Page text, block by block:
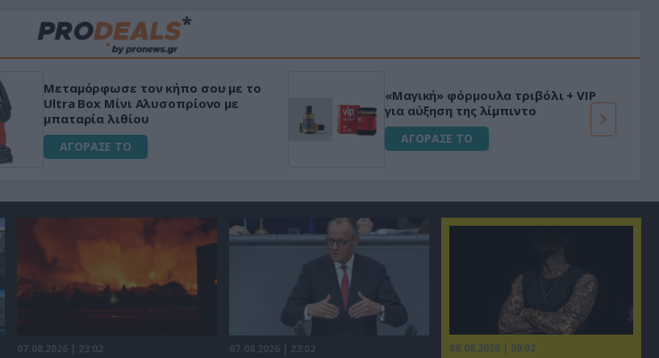
Μεταμόρφωσε τον κήπο σου με το
Ultra Box Μίνι Αλυσοπρίονο με
μπαταρία λιθίου
ΑΓΟΡΑΣΕ ΤΟ
«Μαγική» φόρμουλα τριβόλι + VIP
για αύξηση της λίμπιντο
ΑΓΟΡΑΣΕ ΤΟ
08.08.2026 | 09:02
07.08.2026 | 23:02 07.08.2026 | 23:02